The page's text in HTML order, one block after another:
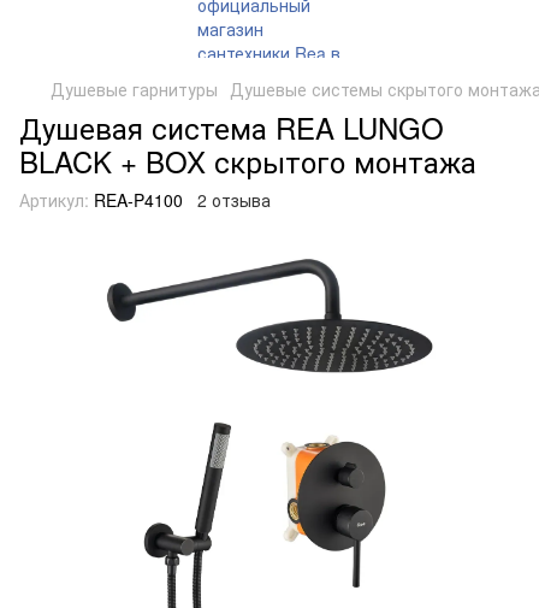
Душевые гарнитуры Душевые системы скрытого
Душевая система REA LUNGO
BLACK + BOX скрытого монтажа
Артикул: REA-P4100 2 отзыва